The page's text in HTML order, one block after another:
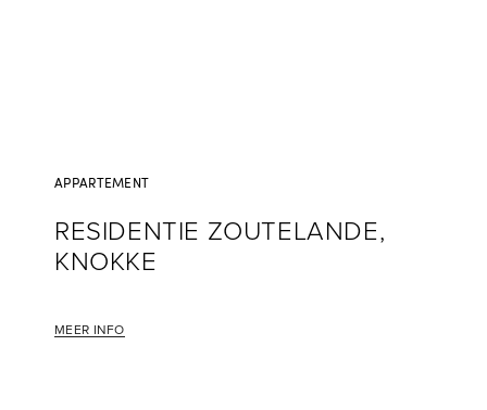
APPARTEMENT
RESIDENTIE ZOUTELANDE,
KNOKKE
MEER INFO